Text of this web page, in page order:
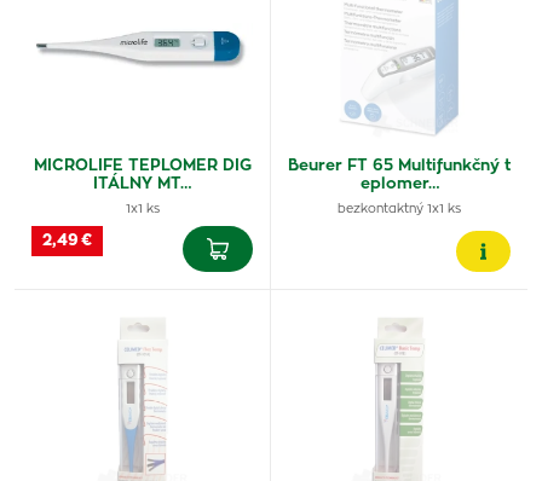
MICROLIFE TEPLOMER DIG
ITÁLNY MT…
1x1 ks
2,49 €
Beurer FT 65 Multifunkčný t
eplomer…
bezkontaktný 1x1 ks